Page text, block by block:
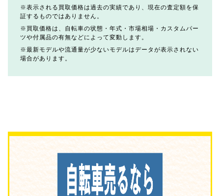
表示される買取価格は過去の実績であり、現在の査定額を保
証するものではありません。
買取価格は、自転車の状態・年式・市場相場・カスタムパー
ツや付属品の有無などによって変動します。
最新モデルや流通量が少ないモデルはデータが表示されない
場合があります。